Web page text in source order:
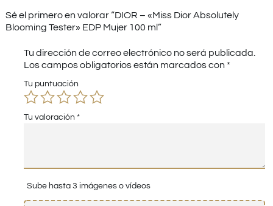
Sé el primero en valorar “DIOR – «Miss Dior Absolutely
Blooming Tester» EDP Mujer 100 ml”
Tu dirección de correo electrónico no será publicada.
Los campos obligatorios están marcados con *
Tu puntuación
Tu valoración *
Sube hasta 3 imágenes o vídeos